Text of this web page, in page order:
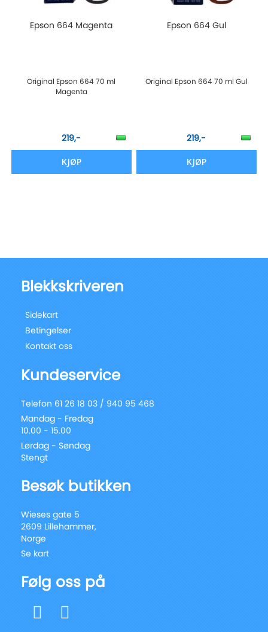
Epson 664 Magenta
Original Epson 664 70 ml
Magenta
219,-
KJØP
Epson 664 Gul
Original Epson 664 70 ml Gul
219,-
KJØP
Blekkskriveren
Sidekart
Betingelser
Kontakt oss
Kundeservice
Telefon 61 26 18 03 / 940 95 468
Mandag - Fredag
10.00 - 15.00
Lørdag - Søndag
Stengt
Besøk butikken
Wieses gate 5
2609 Lillehammer,
Norge
Se kart
Følg oss på